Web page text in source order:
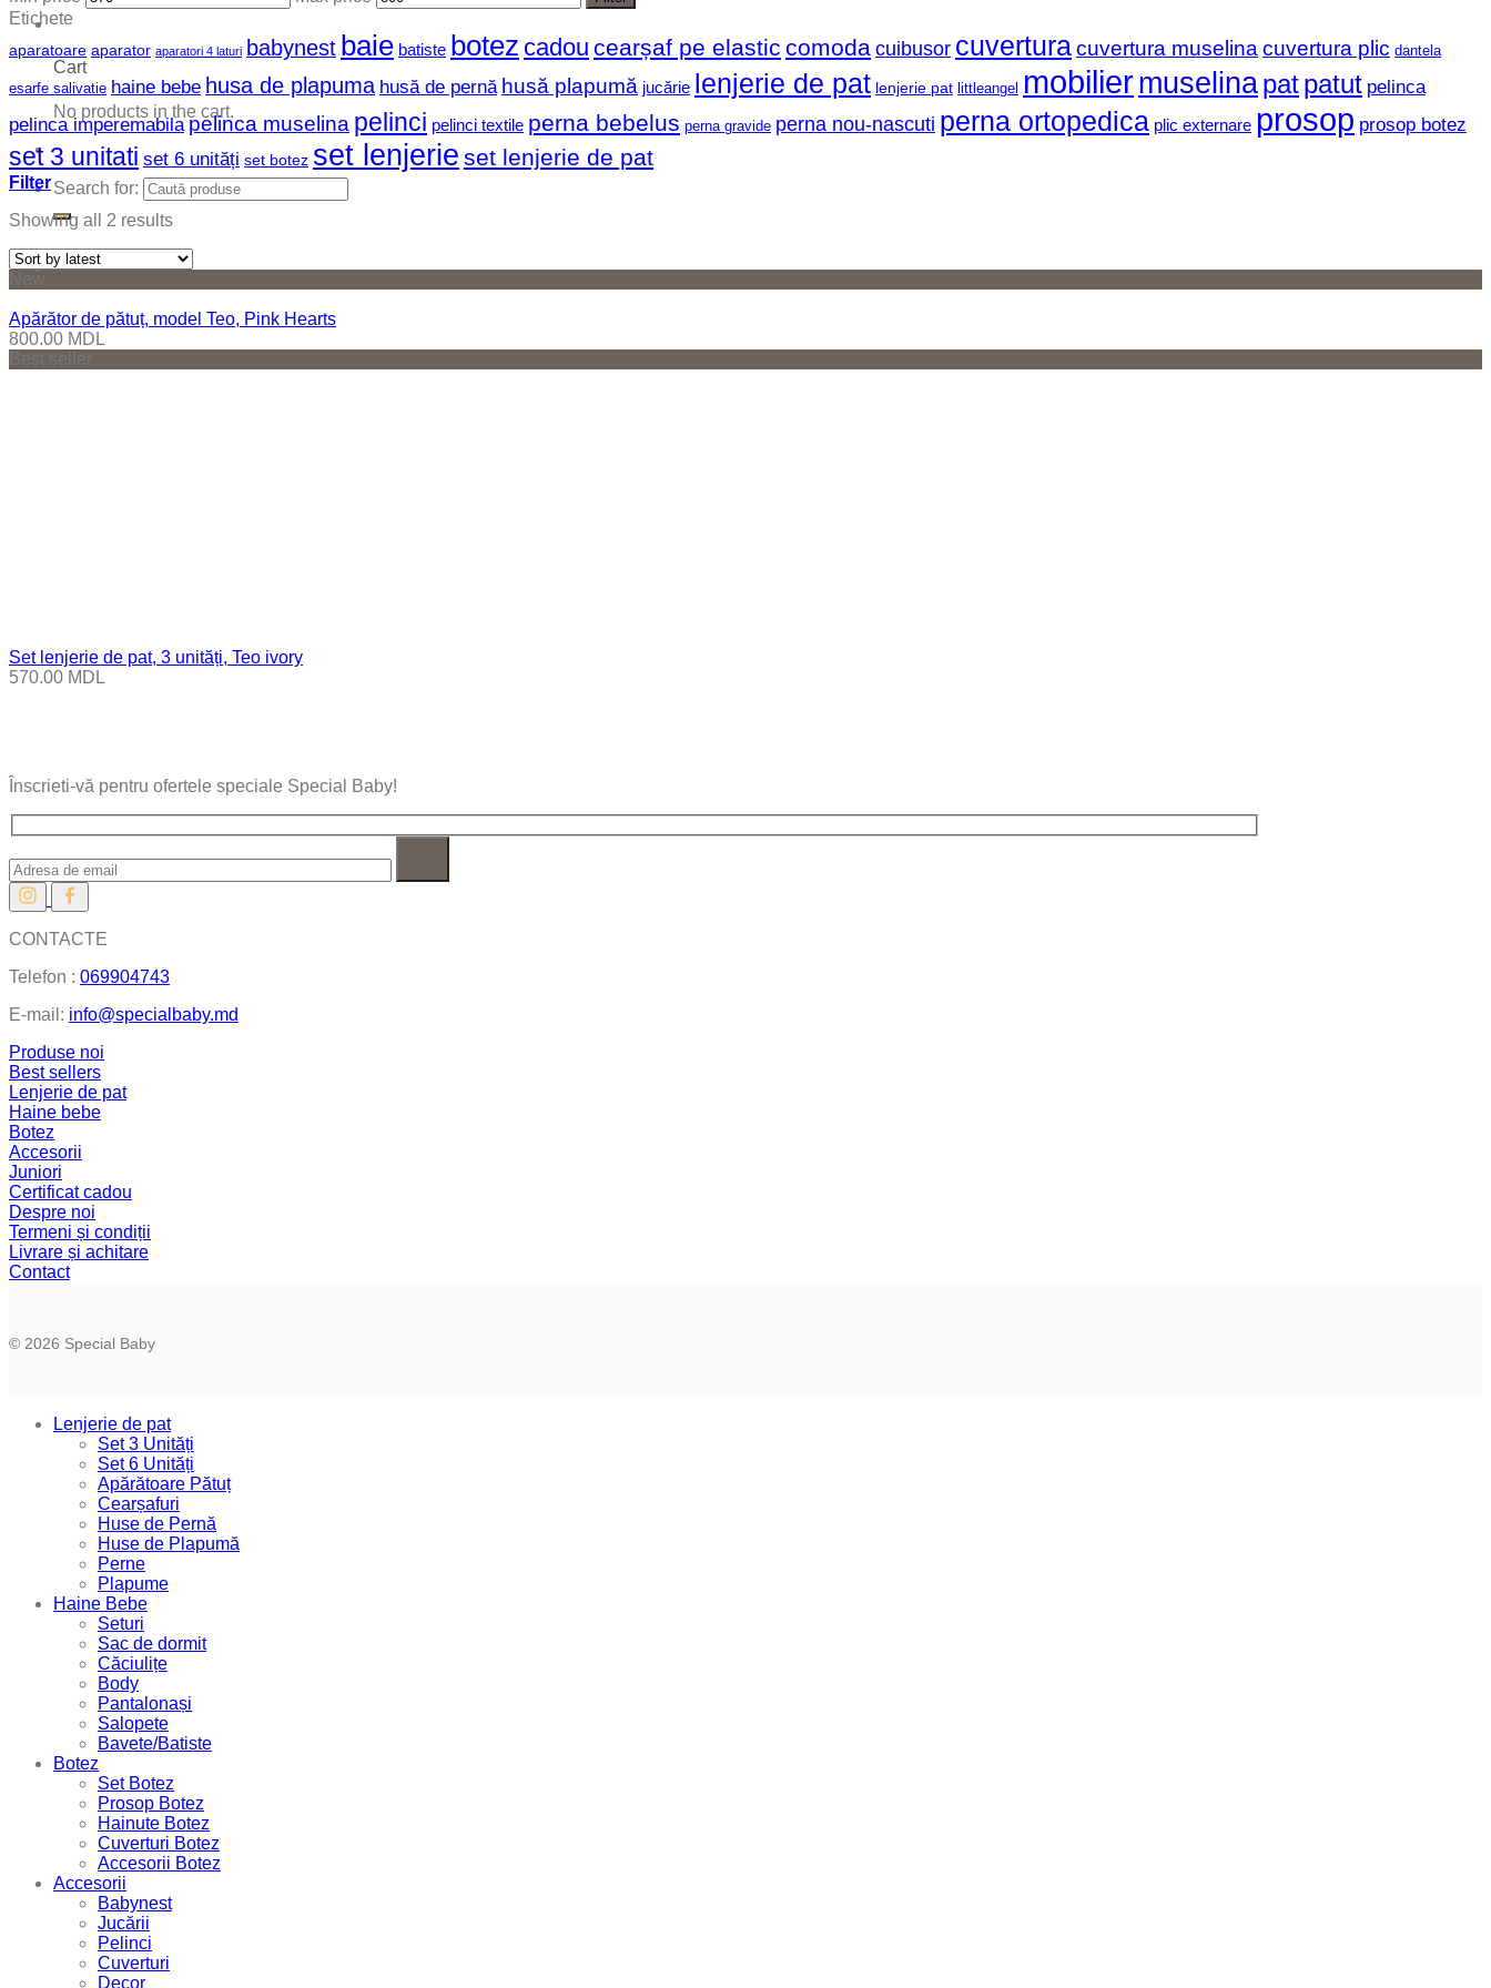
Cart
No products in the cart.
Search for:
Etichete
aparatoare aparator aparatori 4 laturi babynest baie batiste botez cadou cearșaf pe elastic comoda cuibusor cuverturacuvertura muselina cuvertura plic dantela
esarfe salivatie haine bebe husa de plapuma husă de pernă husă plapumă jucărie lenjerie de pat lenjerie pat littleangel mobiliermuselinapatpatut pelinca
pelinca imperemabila pelinca muselina pelinci pelinci textile perna bebelus perna gravide perna nou-nascuti perna ortopedica plic externare prosop prosop botez
set 3 unitati set 6 unități set botez set lenjerie set lenjerie de pat
Filter
Showing all 2 results
New
Apărător de pătuț, model Teo, Pink Hearts
800.00 MDL
Best seller
Set lenjerie de pat, 3 unități, Teo ivory
570.00 MDL
Înscrieti-vă pentru ofertele speciale Special Baby!
CONTACTE
Telefon : 069904743
E-mail: info@specialbaby.md
Produse noi
Best sellers
Lenjerie de pat
Haine bebe
Botez
Accesorii
Juniori
Certificat cadou
Despre noi
Termeni și condiții
Livrare și achitare
Contact
© 2026 Special Baby
Lenjerie de pat
Set 3 Unități
Set 6 Unități
Apărătoare Pătuț
Cearșafuri
Huse de Pernă
Huse de Plapumă
Perne
Plapume
Haine Bebe
Seturi
Sac de dormit
Căciulițe
Body
Pantalonași
Salopete
Bavete/Batiste
Botez
Set Botez
Prosop Botez
Hainute Botez
Cuverturi Botez
Accesorii Botez
Accesorii
Babynest
Jucării
Pelinci
Cuverturi
Decor